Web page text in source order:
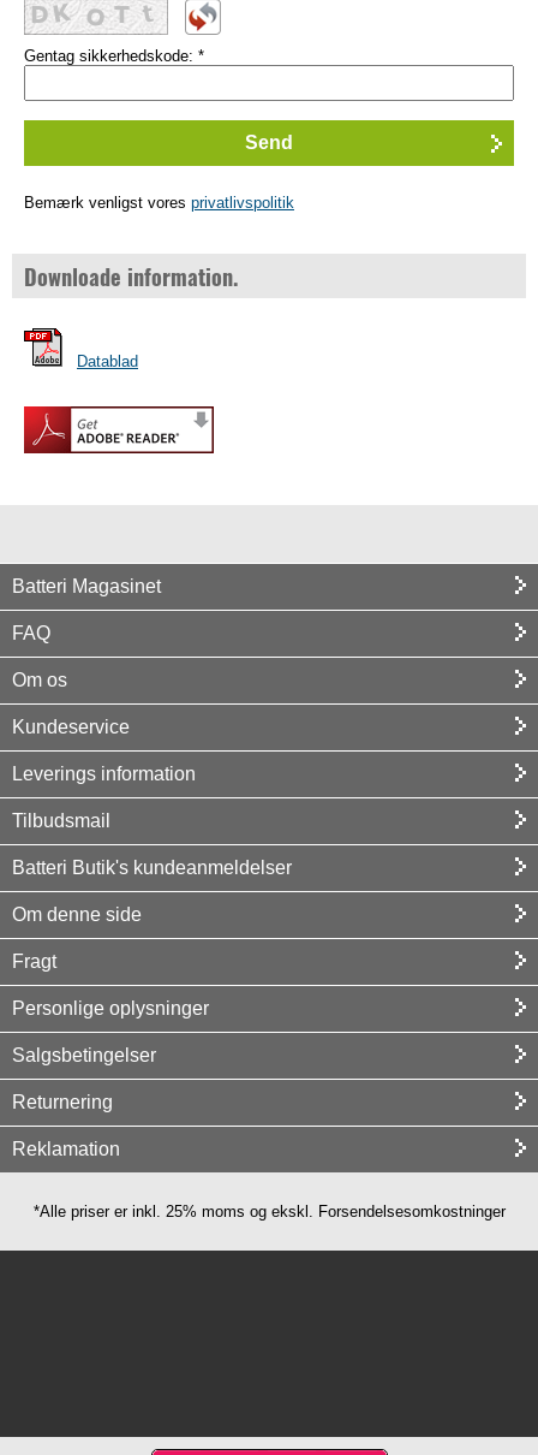
Gentag sikkerhedskode: *
Bemærk venligst vores privatlivspolitik
Downloade information.
Datablad
Batteri Magasinet
FAQ
Om os
Kundeservice
Leverings information
Tilbudsmail
Batteri Butik's kundeanmeldelser
Om denne side
Fragt
Personlige oplysninger
Salgsbetingelser
Returnering
Reklamation
*Alle priser er inkl. 25% moms og ekskl. Forsendelsesomkostninger